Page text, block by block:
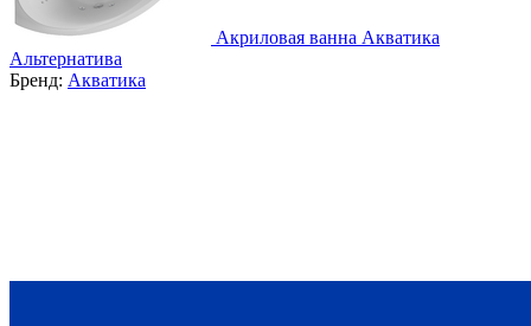
Акриловая ванна Акватика
Альтернатива
Бренд: Акватика